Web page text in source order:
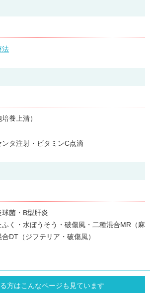
法
養上清）
タ注射・ビタミンC点滴
菌・B型肝炎
く・水ぼうそう・破傷風・二種混合MR（麻
DT（ジフテリア・破傷風）
方はこんなページも見ています